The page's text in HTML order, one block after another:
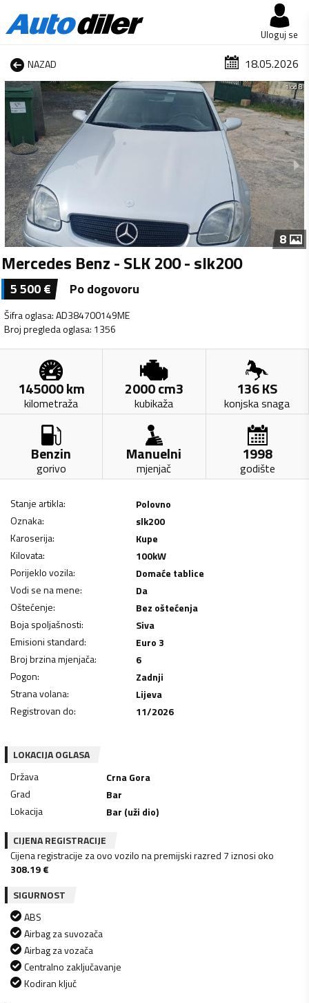
Uloguj se
NAZAD 18.05.2026
1 od 8
8
Mercedes Benz - SLK 200 - slk200
5 500€ Po dogovoru
Šifra oglasa:AD384700149ME
Broj pregleda oglasa: 1356
145000km
kilometraža
2000cm3
kubikaža
136KS
konjska snaga
Benzin
gorivo
Manuelni
mjenjač
1998
godište
Stanje artikla:
Polovno
Oznaka:
slk200
Karoserija:
Kupe
Kilovata: 100kW
Porijeklo vozila:
Domaće tablice
Vodi se na mene:
Da
Oštećenje:
Bez oštećenja
Boja spoljašnosti:
Siva
Emisioni standard:
Euro 3
Broj brzina mjenjača:
6
Pogon:
Zadnji
Strana volana:
Lijeva
Registrovan do: 11/2026
LOKACIJA OGLASA
Država
Crna Gora
Grad
Bar
Lokacija
Bar (uži dio)
CIJENA REGISTRACIJE
Cijena registracije za ovo vozilo na premijski razred 7 iznosi oko
308.19€
SIGURNOST
ABS
Airbag za suvozača
Airbag za vozača
Centralno zaključavanje
Kodiran ključ